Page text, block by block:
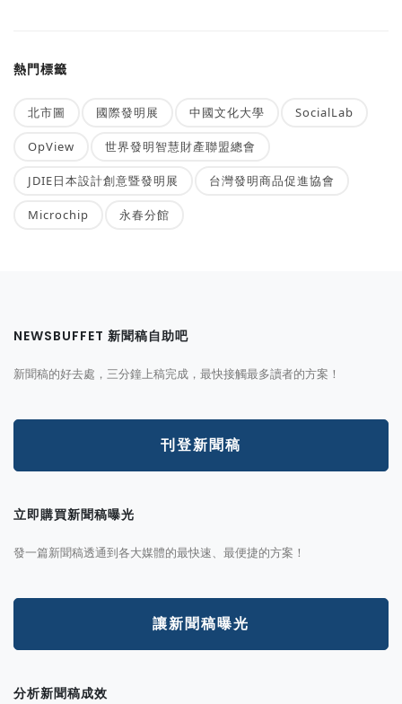
熱門標籤
北市圖 國際發明展 中國文化大學 SocialLab
OpView 世界發明智慧財產聯盟總會
JDIE日本設計創意暨發明展 台灣發明商品促進協會
Microchip 永春分館
NEWSBUFFET 新聞稿自助吧
新聞稿的好去處，三分鐘上稿完成，最快接觸最多讀者的方案！
刊登新聞稿
立即購買新聞稿曝光
發一篇新聞稿透通到各大媒體的最快速、最便捷的方案！
讓新聞稿曝光
分析新聞稿成效